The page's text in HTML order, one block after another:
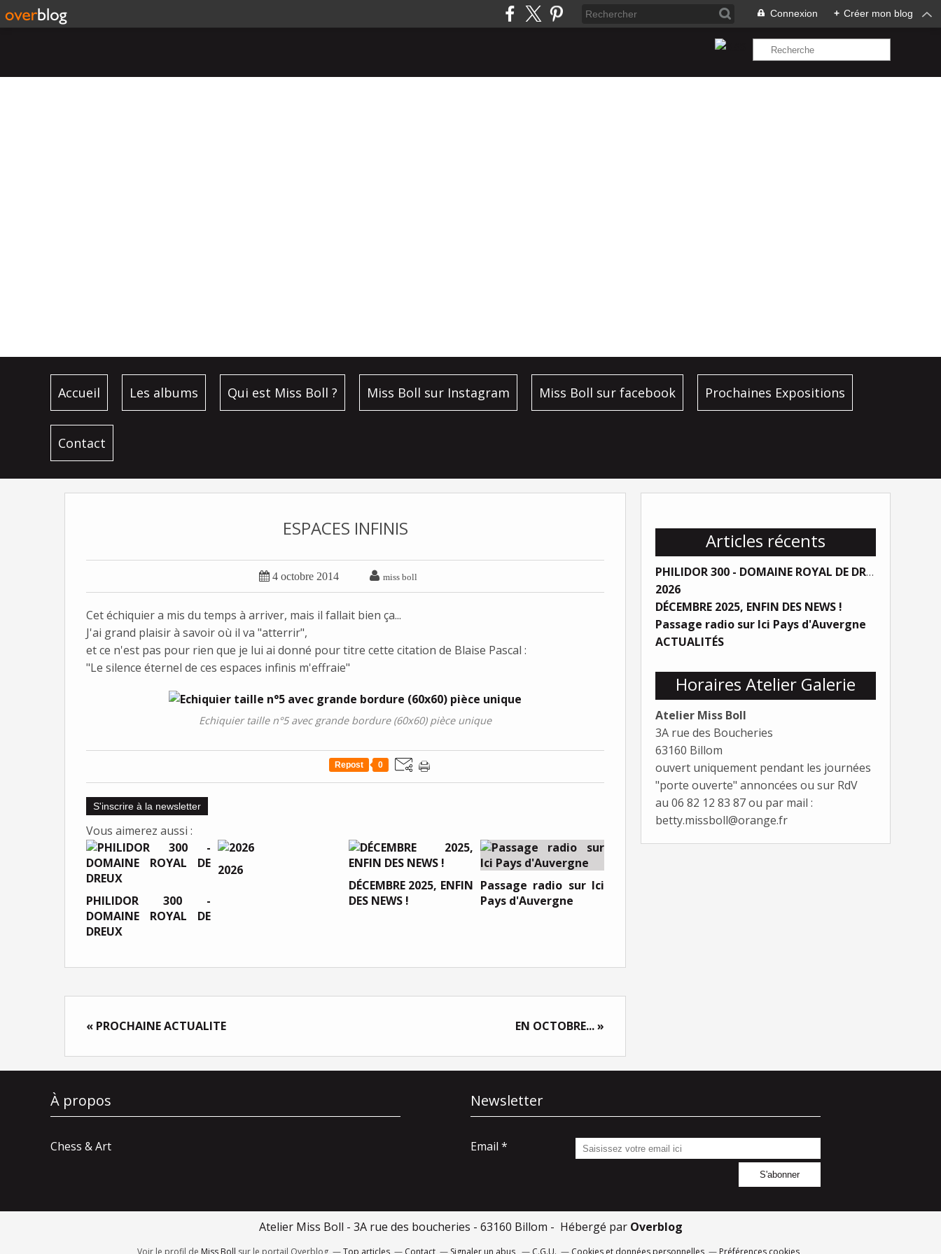
Connexion + Créer mon blog
Accueil Les albums Qui est Miss Boll ? Miss Boll sur Instagram Miss Boll sur facebook Prochaines Expositions
Contact
Articles récents
PHILIDOR 300 - DOMAINE ROYAL DE DREUX
2026
DÉCEMBRE 2025, ENFIN DES NEWS !
Passage radio sur Ici Pays d'Auvergne
ACTUALITÉS
Horaires Atelier Galerie
Atelier Miss Boll
3A rue des Boucheries
63160 Billom
ouvert uniquement pendant les journées
"porte ouverte" annoncées ou sur RdV
au 06 82 12 83 87 ou par mail :
betty.missboll@orange.fr
ESPACES INFINIS
 4 octobre 2014  miss boll
Cet échiquier a mis du temps à arriver, mais il fallait bien ça...
J'ai grand plaisir à savoir où il va "atterrir",
et ce n'est pas pour rien que je lui ai donné pour titre cette citation de Blaise Pascal :
"Le silence éternel de ces espaces infinis m'effraie"
Echiquier taille n°5 avec grande bordure (60x60) pièce unique
Repost 0
S'inscrire à la newsletter
Vous aimerez aussi :
PHILIDOR 300 -
DOMAINE ROYAL DE
DREUX
2026
DÉCEMBRE 2025, ENFIN
DES NEWS !
Passage radio sur Ici
Pays d'Auvergne
« PROCHAINE ACTUALITE EN OCTOBRE... »
À propos
Chess & Art
Newsletter
Email
Atelier Miss Boll - 3A rue des boucheries - 63160 Billom - Hébergé par Overblog
Voir le profil de Miss Boll sur le portail Overblog Top articles Contact Signaler un abus C.G.U. Cookies et données personnelles Préférences cookies